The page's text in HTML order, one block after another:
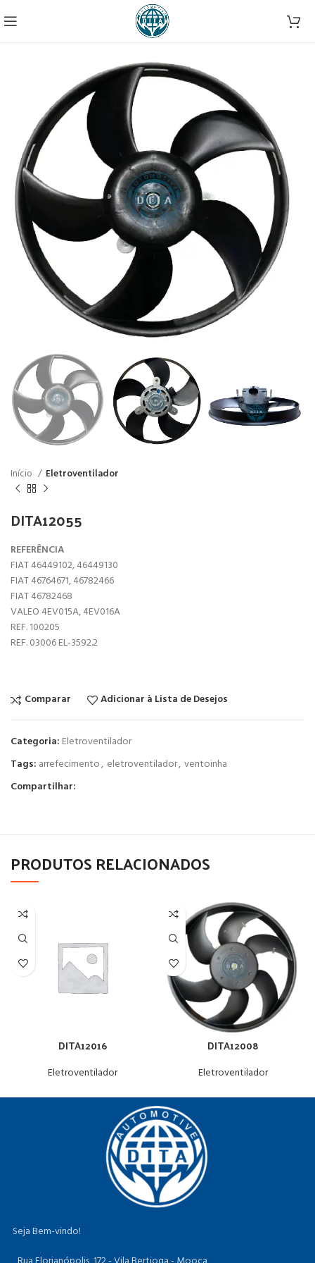
Início Eletroventilador
DITA12055
REFERÊNCIA
FIAT 46449102, 46449130
FIAT 46764671, 46782466
FIAT 46782468
VALEO 4EV015A, 4EV016A
REF. 100205
REF. 03006 EL-3592.2
Comparar Adicionar à Lista de Desejos
Categoria: Eletroventilador
Tags: arrefecimento, eletroventilador, ventoinha
Compartilhar:
PRODUTOS RELACIONADOS
DITA12016
Eletroventilador
DITA12008
Eletroventilador
Seja Bem-vindo!